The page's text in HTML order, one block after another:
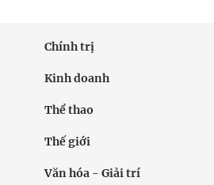
Chính trị
Kinh doanh
Thể thao
Thế giới
Văn hóa - Giải trí